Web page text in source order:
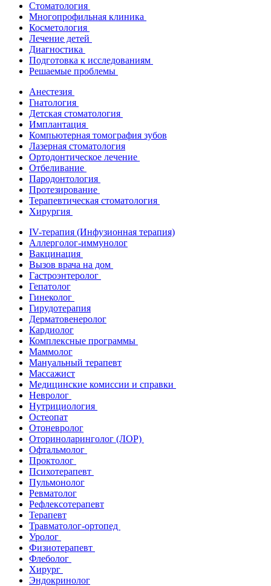
Стоматология
Многопрофильная клиника
Косметология
Лечение детей
Диагностика
Подготовка к исследованиям
Решаемые проблемы
Анестезия
Гнатология
Детская стоматология
Имплантация
Компьютерная томография зубов
Лазерная стоматология
Ортодонтическое лечение
Отбеливание
Пародонтология
Протезирование
Терапевтическая стоматология
Хирургия
IV-терапия (Инфузионная терапия)
Аллерголог-иммунолог
Вакцинация
Вызов врача на дом
Гастроэнтеролог
Гепатолог
Гинеколог
Гирудотерапия
Дерматовенеролог
Кардиолог
Комплексные программы
Маммолог
Мануальный терапевт
Массажист
Медицинские комиссии и справки
Невролог
Нутрициология
Остеопат
Отоневролог
Оториноларинголог (ЛОР)
Офтальмолог
Проктолог
Психотерапевт
Пульмонолог
Ревматолог
Рефлексотерапевт
Терапевт
Травматолог-ортопед
Уролог
Физиотерапевт
Флеболог
Хирург
Эндокринолог